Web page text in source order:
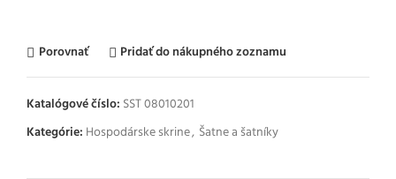
Porovnať Pridať do nákupného zoznamu
Katalógové číslo: SST 08010201
Kategórie: Hospodárske skrine, Šatne a šatníky